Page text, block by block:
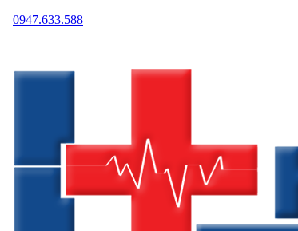
0947.633.588